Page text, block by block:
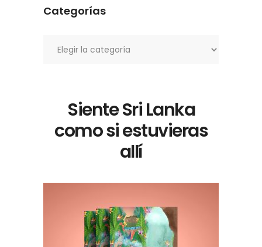
Categorías
Siente Sri Lanka
como si estuvieras
allí